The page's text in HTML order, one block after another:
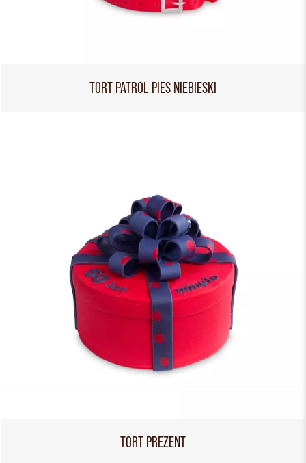
TORT PATROL PIES NIEBIESKI
TORT PREZENT